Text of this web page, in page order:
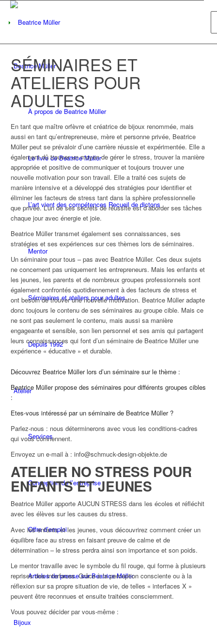
Beatrice Müller
À propos de Beatrice Müller
Le livre de Beatrice Müller
L’art vient des compétences Recueil de dictons
Mentor
Séminaires et ateliers pour adultes
Depuis 1992
Atelier
Services
Conception de l’entreprise
Offre d’emploi
Articles de presse sur Beatrice Müller
Bijoux
SÉMINAIRES ET
ATELIERS POUR
ADULTES
En tant que maître orfèvre et créatrice de bijoux renommée, mais
aussi en tant qu’entrepreneuse, mère et personne privée, Beatrice
Müller peut se prévaloir d’une carrière réussie et expérimentée. Elle a
également dû trouver un moyen de gérer le stress, trouver la manière
appropriée et positive de communiquer et toujours trouver une
nouvelle motivation pour son travail. Elle a traité ces sujets de
manière intensive et a développé des stratégies pour identifier et
éliminer les facteurs de stress tant dans la sphère professionnelle
que privée. L’un de ses secrets de réussite est d’aborder ses tâches
chaque jour avec énergie et joie.
Beatrice Müller transmet également ses connaissances, ses
stratégies et ses expériences sur ces thèmes lors de séminaires.
Un séminaire pour tous – pas avec Beatrice Müller. Ces deux sujets
ne concernent pas uniquement les entrepreneurs. Mais les enfants et
les jeunes, les parents et de nombreux groupes professionnels sont
également confrontés quotidiennement à des facteurs de stress et
ont besoin de trouver une nouvelle motivation. Beatrice Müller adapte
donc toujours le contenu de ses séminaires au groupe cible. Mais ce
ne sont pas seulement le contenu, mais aussi sa manière
engageante et sensible, son lien personnel et ses amis qui partagent
leurs connaissances qui font d’un séminaire de Beatrice Müller une
expérience « éducative » et durable.
Découvrez Beatrice Müller lors d’un séminaire sur le thème :
Beatrice Müller propose des séminaires pour différents groupes cibles
:
Etes-vous intéressé par un séminaire de Beatrice Müller ?
Parlez-nous : nous déterminerons avec vous les conditions-cadres
qui vous conviennent.
Envoyez un e-mail à : info@schmuck-design-objekte.de
ATELIER NO STRESS POUR
ENFANTS ET JEUNES
Beatrice Müller apporte AUCUN STRESS dans les écoles et réfléchit
avec les élèves sur les causes du stress.
Avec les enfants et les jeunes, vous découvrirez comment créer un
équilibre face au stress en faisant preuve de calme et de
détermination – le stress perdra ainsi son importance et son poids.
Le mentor travaille avec le symbole du fil rouge, qui forme à plusieurs
reprises des interfaces. Grâce à la perception consciente ou à la
réflexion sur sa propre situation de vie, de telles « interfaces X »
peuvent être reconnues et ensuite traitées consciemment.
Vous pouvez décider par vous-même :